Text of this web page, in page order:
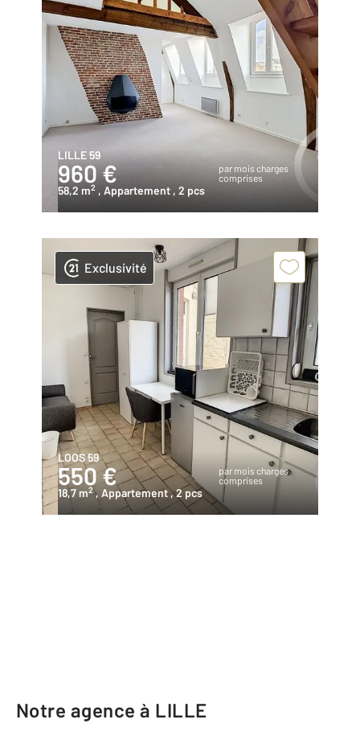
LILLE 59
960 €
par mois charges
comprises
58,2 m2 , Appartement , 2 pcs
Exclusivité
LOOS 59
550 €
par mois charges
comprises
18,7 m2 , Appartement, 2 pcs
Notre agence à LILLE